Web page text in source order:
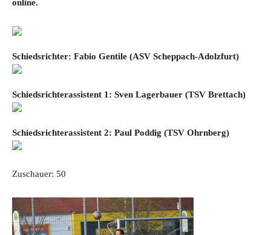
online.
Schiedsrichter: Fabio Gentile (ASV Scheppach-Adolzfurt)
Schiedsrichterassistent 1: Sven Lagerbauer (TSV Brettach)
Schiedsrichterassistent 2: Paul Poddig (TSV Ohrnberg)
Zuschauer: 50